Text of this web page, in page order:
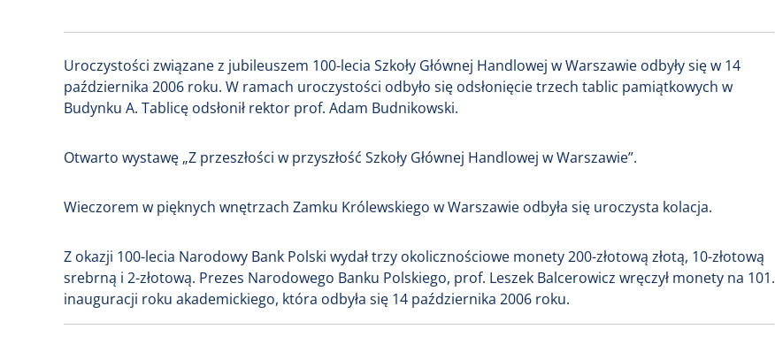
Uroczystości związane z jubileuszem 100-lecia Szkoły Głównej Handlowej w Warszawie odbyły się w 14
października 2006 roku. W ramach uroczystości odbyło się odsłonięcie trzech tablic pamiątkowych w
Budynku A. Tablicę odsłonił rektor prof. Adam Budnikowski.
Otwarto wystawę „Z przeszłości w przyszłość Szkoły Głównej Handlowej w Warszawie”.
Wieczorem w pięknych wnętrzach Zamku Królewskiego w Warszawie odbyła się uroczysta kolacja.
Z okazji 100-lecia Narodowy Bank Polski wydał trzy okolicznościowe monety 200-złotową złotą, 10-złotową
srebrną i 2-złotową. Prezes Narodowego Banku Polskiego, prof. Leszek Balcerowicz wręczył monety na 101.
inauguracji roku akademickiego, która odbyła się 14 października 2006 roku.